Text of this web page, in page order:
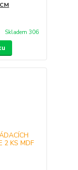
Skladem 306